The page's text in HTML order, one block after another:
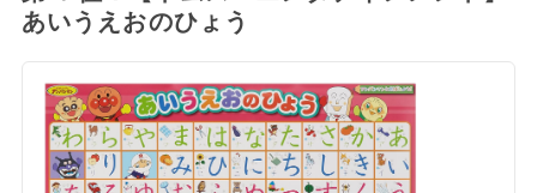
あいうえおのひょう